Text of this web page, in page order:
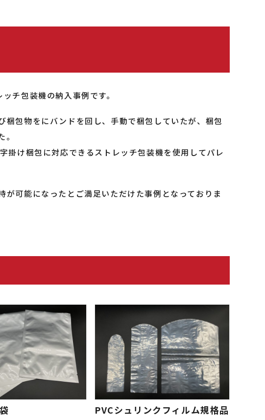
チ包装機の納入事例です。
梱包物をにバンドを回し、手動で梱包していたが、梱包
掛け梱包に対応できるストレッチ包装機を使用してパレ
可能になったとご満足いただけた事例となっておりま
PVCシュリンクフィルム規格品